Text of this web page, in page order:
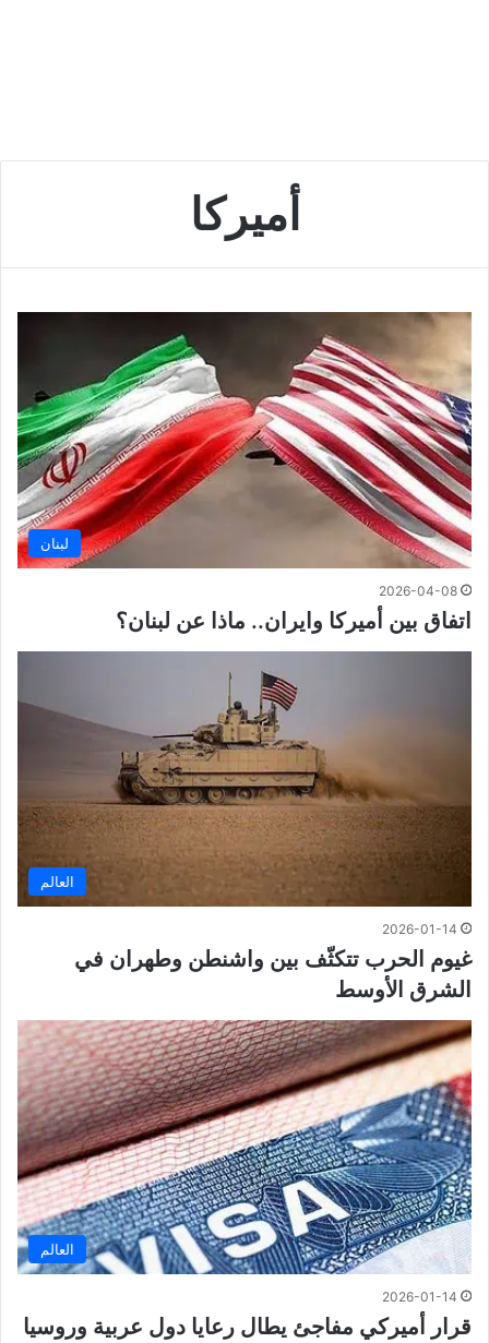
أميركا
لبنان
2026-04-08
اتفاق بين أميركا وايران.. ماذا عن لبنان؟
العالم
2026-01-14
غيوم الحرب تتكثّف بين واشنطن وطهران في
الشرق الأوسط
العالم
2026-01-14
قرار أميركي مفاجئ يطال رعايا دول عربية وروسيا